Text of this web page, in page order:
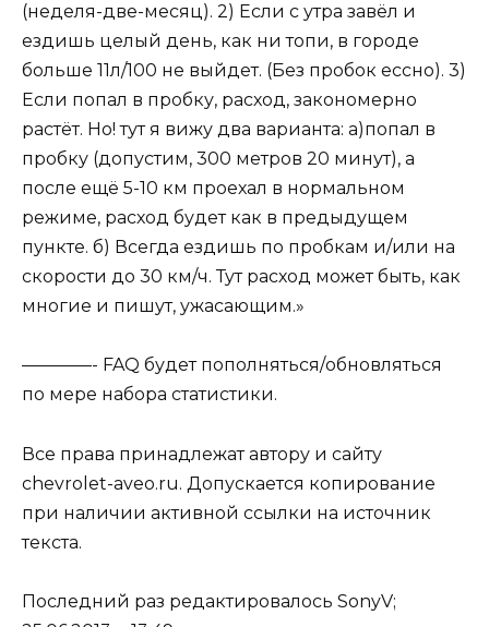
(неделя-две-месяц). 2) Если с утра завёл и
ездишь целый день, как ни топи, в городе
больше 11л/100 не выйдет. (Без пробок ессно). 3)
Если попал в пробку, расход, закономерно
растёт. Но! тут я вижу два варианта: а)попал в
пробку (допустим, 300 метров 20 минут), а
после ещё 5-10 км проехал в нормальном
режиме, расход будет как в предыдущем
пункте. б) Всегда ездишь по пробкам и/или на
скорости до 30 км/ч. Тут расход может быть, как
многие и пишут, ужасающим.»
————- FAQ будет пополняться/обновляться
по мере набора статистики.
Все права принадлежат автору и сайту
chevrolet-aveo.ru. Допускается копирование
при наличии активной ссылки на источник
текста.
Последний раз редактировалось SonyV;